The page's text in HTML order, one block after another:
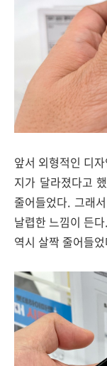
앞서 외형적인 디
지가 달라졌다고
줄어들었다. 그래
날렵한 느낌이 든
역시 살짝 줄어들